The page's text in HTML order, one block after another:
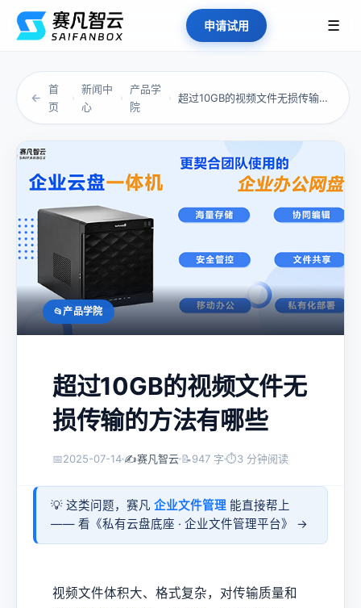
申请试用 ☰
←
首
页
›
新闻中
心
›
产品学
院
› 超过10GB的视频文件无损传输的方法有哪些
产品学院
超过10GB的视频文件无
损传输的方法有哪些
📅2025-07-14 ✍️赛凡智云 📝947 字 ⏱3 分钟阅读
💡 这类问题，赛凡 企业文件管理 能直接帮上
—— 看《私有云盘底座 · 企业文件管理平台》 →
视频文件体积大、格式复杂，对传输质量和